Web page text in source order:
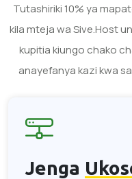
Tutashiriki 10% ya
kila mteja wa Sive.Host
kupitia kiungo chako
anayefanya kazi kwa
Jenga